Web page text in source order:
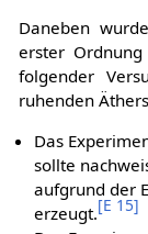
Daneben
erster
folgender
ruhenden
Das
sollte
aufgrund der
erzeugt.[E 15]